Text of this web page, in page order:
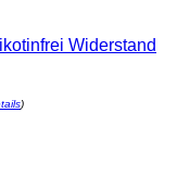
Widerstand
)